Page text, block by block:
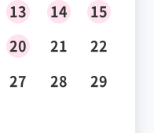
13 14
15
20 21
22
27 28
29